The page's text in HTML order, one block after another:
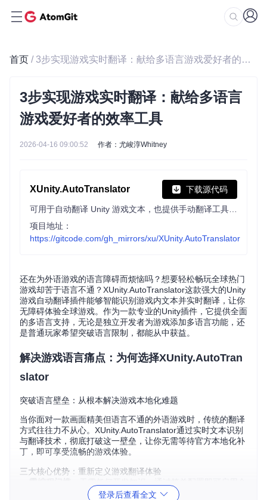
首页 / 3步实现游戏实时翻译：献给多语言游戏爱好者的效率工具
3步实现游戏实时翻译：献给多语言
游戏爱好者的效率工具
2026-04-16 09:00:52 作者：尤峻淳Whitney
XUnity.AutoTranslator 下载源代码
项目地址：
https://gitcode.com/gh_mirrors/xu/XUnity.AutoTranslator
还在为外语游戏的语言障碍而烦恼吗？想要轻松畅玩全球热门
游戏却苦于语言不通？XUnity.AutoTranslator这款强大的Unity
游戏自动翻译插件能够智能识别游戏内文本并实时翻译，让你
无障碍体验全球游戏。作为一款专业的Unity插件，它提供全面
的多语言支持，无论是独立开发者为游戏添加多语言功能，还
是普通玩家希望突破语言限制，都能从中获益。
解决游戏语言痛点：为何选择XUnity.AutoTran
slator
突破语言壁垒：从根本解决游戏本地化难题
当你面对一款画面精美但语言不通的外语游戏时，传统的翻译
方式往往力不从心。XUnity.AutoTranslator通过实时文本识别
与翻译技术，彻底打破这一壁垒，让你无需等待官方本地化补
丁，即可享受流畅的游戏体验。
三大核心优势：重新定义游戏翻译体验
登录后查看全文